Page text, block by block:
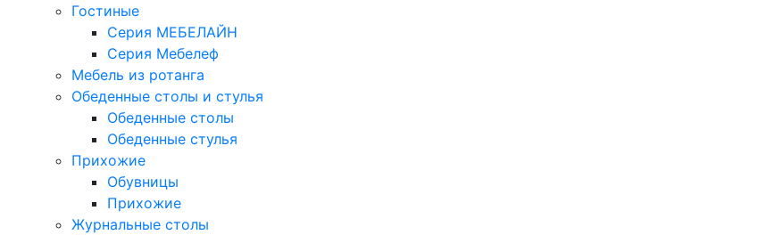
Гостиные
Серия МЕБЕЛАЙН
Серия Мебелеф
Мебель из ротанга
Обеденные столы и стулья
Обеденные столы
Обеденные стулья
Прихожие
Обувницы
Прихожие
Журнальные столы